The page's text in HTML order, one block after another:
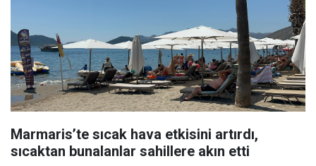
Marmaris’te sıcak hava etkisini artırdı,
sıcaktan bunalanlar sahillere akın etti